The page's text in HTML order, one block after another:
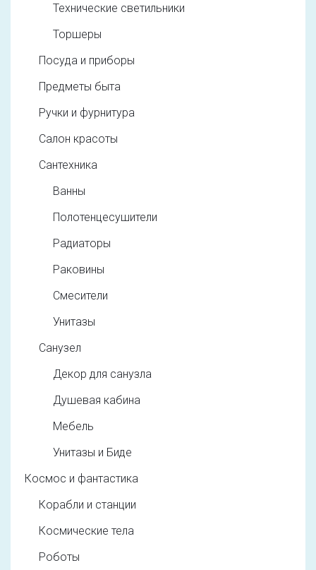
Технические светильники
Торшеры
Посуда и приборы
Предметы быта
Ручки и фурнитура
Салон красоты
Сантехника
Ванны
Полотенцесушители
Радиаторы
Раковины
Смесители
Унитазы
Санузел
Декор для санузла
Душевая кабина
Мебель
Унитазы и Биде
Космос и фантастика
Корабли и станции
Космические тела
Роботы